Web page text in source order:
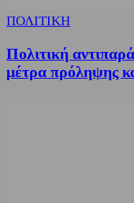
ΠΟΛΙΤΙΚΗ
Πολιτική
μέτρα πρόληψης